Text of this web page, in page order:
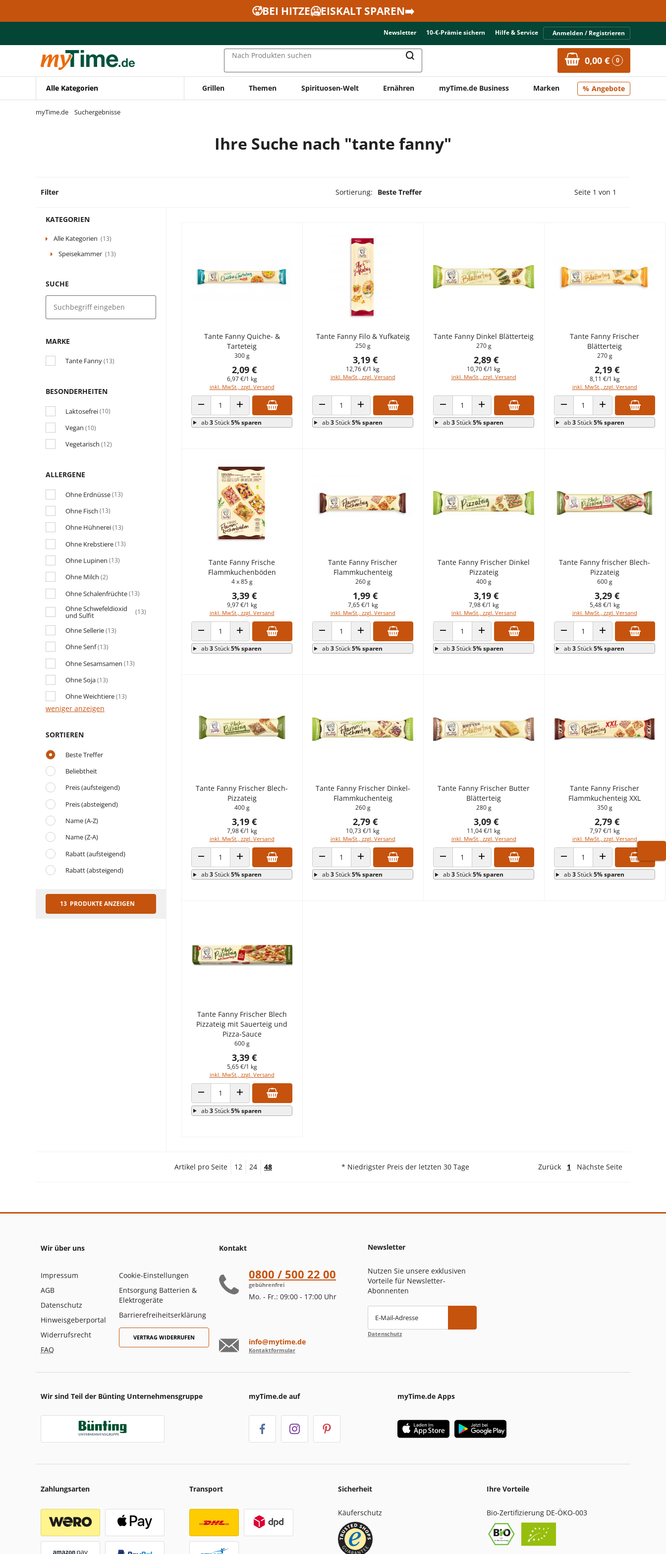
Zur Navigation springen
🥵BEI HITZE🥶EISKALT SPAREN➡️
Newsletter 10-€-Prämie sichern Hilfe & Service Anmelden / Registrieren
Nach Produkten suchen 0,00 € 0
Alle Kategorien Grillen Themen Spirituosen-Welt Ernähren myTime.de Business Marken Angebote
myTime.de Suchergebnisse
Ihre Suche nach "tante fanny"
Filter Sortierung: Beste Treffer Vorherige Seite
Seite 1 von 1
KATEGORIEN
Alle Kategorien (13)
Speisekammer (13)
SUCHE
MARKE
Tante Fanny(13)
BESONDERHEITEN
Laktosefrei(10)
Vegan (10)
Vegetarisch (12)
ALLERGENE
Ohne Erdnüsse(13)
Ohne Fisch (13)
Ohne Hühnerei(13)
Ohne Krebstiere(13)
Ohne Lupinen (13)
Ohne Milch (2)
Ohne Schalenfrüchte(13)
Ohne Schwefeldioxid
und Sulfit (13)
Ohne Sellerie(13)
Ohne Senf(13)
Ohne Sesamsamen (13)
Ohne Soja(13)
Ohne Weichtiere(13)
weniger anzeigen
SORTIEREN
Beste Treffer
Beliebtheit
Preis (aufsteigend)
Preis (absteigend)
Name (A-Z)
Name (Z-A)
Rabatt (aufsteigend)
Rabatt (absteigend)
13 PRODUKTE ANZEIGEN
Tante Fanny Quiche- &
Tarteteig
300 g
2,09 €
6,97 €/1 kg
inkl. MwSt., zzgl. Versand
ANZAHL VERRINGERNANZAHL ERHÖHEN
ab3Stück5% sparen
Tante Fanny Filo & Yufkateig
250 g
3,19 €
12,76 €/1 kg
inkl. MwSt., zzgl. Versand
ANZAHL VERRINGERNANZAHL ERHÖHEN
ab3Stück5% sparen
Tante Fanny Dinkel Blätterteig
270 g
2,89 €
10,70 €/1 kg
inkl. MwSt., zzgl. Versand
ANZAHL VERRINGERNANZAHL ERHÖHEN
ab3Stück5% sparen
Tante Fanny Frischer
Blätterteig
270 g
2,19 €
8,11 €/1 kg
inkl. MwSt., zzgl. Versand
ANZAHL VERRINGERNANZAHL ERHÖHEN
ab3Stück5% sparen
Tante Fanny Frische
Flammkuchenböden
4 x 85 g
3,39 €
9,97 €/1 kg
inkl. MwSt., zzgl. Versand
ANZAHL VERRINGERNANZAHL ERHÖHEN
ab3Stück5% sparen
Tante Fanny Frischer
Flammkuchenteig
260 g
1,99 €
7,65 €/1 kg
inkl. MwSt., zzgl. Versand
ANZAHL VERRINGERNANZAHL ERHÖHEN
ab3Stück5% sparen
Tante Fanny Frischer Dinkel
Pizzateig
400 g
3,19 €
7,98 €/1 kg
inkl. MwSt., zzgl. Versand
ANZAHL VERRINGERNANZAHL ERHÖHEN
ab3Stück5% sparen
Tante Fanny frischer Blech-
Pizzateig
600 g
3,29 €
5,48 €/1 kg
inkl. MwSt., zzgl. Versand
ANZAHL VERRINGERNANZAHL ERHÖHEN
ab3Stück5% sparen
Tante Fanny Frischer Blech-
Pizzateig
400 g
3,19 €
7,98 €/1 kg
inkl. MwSt., zzgl. Versand
ANZAHL VERRINGERNANZAHL ERHÖHEN
ab3Stück5% sparen
Tante Fanny Frischer Dinkel-
Flammkuchenteig
260 g
2,79 €
10,73 €/1 kg
inkl. MwSt., zzgl. Versand
ANZAHL VERRINGERNANZAHL ERHÖHEN
ab3Stück5% sparen
Tante Fanny Frischer Butter
Blätterteig
280 g
3,09 €
11,04 €/1 kg
inkl. MwSt., zzgl. Versand
ANZAHL VERRINGERNANZAHL ERHÖHEN
ab3Stück5% sparen
Tante Fanny Frischer
Flammkuchenteig XXL
350 g
2,79 €
7,97 €/1 kg
inkl. MwSt., zzgl. Versand
ANZAHL VERRINGERNANZAHL ERHÖHEN
ab3Stück5% sparen
Tante Fanny Frischer Blech
Pizzateig mit Sauerteig und
Pizza-Sauce
600 g
3,39 €
5,65 €/1 kg
inkl. MwSt., zzgl. Versand
ANZAHL VERRINGERNANZAHL ERHÖHEN
ab3Stück5% sparen
Artikel pro Seite 12 24 48 * Niedrigster Preis der letzten 30 Tage Zurück 1 Nächste Seite
Wir über uns
Impressum
AGB
Datenschutz
Hinweisgeberportal
Widerrufsrecht
FAQ
Cookie-Einstellungen
Entsorgung Batterien &
Elektrogeräte
Barrierefreiheitserklärung
VERTRAG WIDERRUFEN
Kontakt
0800 / 500 22 00
gebührenfrei
Mo. - Fr.: 09:00 - 17:00 Uhr
info@mytime.de
Kontaktformular
Newsletter
Nutzen Sie unsere exklusiven
Vorteile für Newsletter-
Abonnenten
E-Mail-Adresse
Datenschutz
Wir sind Teil der Bünting Unternehmensgruppe myTime.de auf myTime.de Apps
Zahlungsarten Transport Sicherheit
Käuferschutz
Ihre Vorteile
Bio-Zertifizierung DE-ÖKO-003